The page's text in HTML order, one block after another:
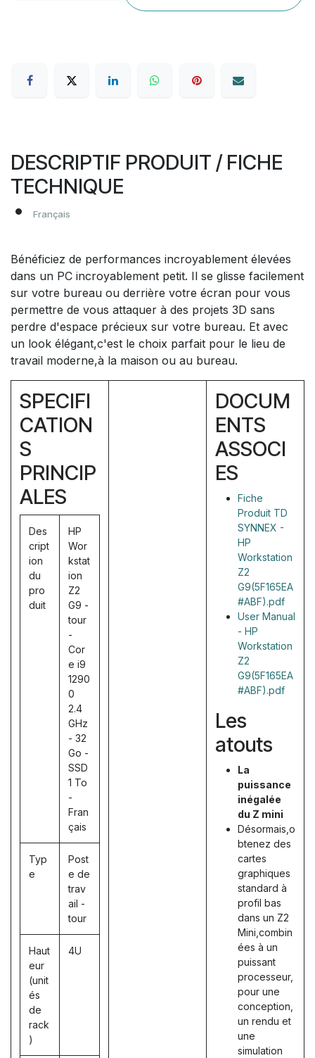
DESCRIPTIF PRODUIT / FICHE
TECHNIQUE
Français
Bénéficiez de performances incroyablement élevées
dans un PC incroyablement petit. Il se glisse facilement
sur votre bureau ou derrière votre écran pour vous
permettre de vous attaquer à des projets 3D sans
perdre d'espace précieux sur votre bureau. Et avec
un look élégant,c'est le choix parfait pour le lieu de
travail moderne,à la maison ou au bureau.
SPECIFI
CATION
S
PRINCIP
ALES
Des
cript
ion
du
pro
duit
HP
Wor
kstat
ion
Z2
G9 -
tour
-
Cor
e i9
1290
0
2.4
GHz
- 32
Go -
SSD
1 To
-
Fran
çais
Typ
e
Post
e de
trav
ail -
tour
Haut
eur
(unit
és
de
rack
)
4U
DOCUM
ENTS
ASSOCI
ES
Fiche
Produit TD
SYNNEX -
HP
Workstation
Z2
G9(5F165EA
#ABF).pdf
User Manual
- HP
Workstation
Z2
G9(5F165EA
#ABF).pdf
Les
atouts
La
puissance
inégalée
du Z mini
Désormais,o
btenez des
cartes
graphiques
standard à
profil bas
dans un Z2
Mini,combin
ées à un
puissant
processeur,
pour une
conception,
un rendu et
une
simulation